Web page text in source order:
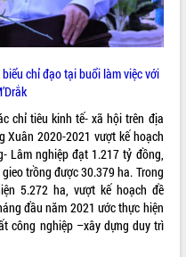
chỉ đạo tại buổi làm việc với
chỉ tiêu kinh tế- xã hội trên địa
Xuân 2020-2021 vượt kế hoạch
Lâm nghiệp đạt 1.217 tỷ đồng,
trồng được 30.379 ha. Trong
5.272 ha, vượt kế hoạch đề
đầu năm 2021 ước thực hiện
công nghiệp –xây dựng duy trì